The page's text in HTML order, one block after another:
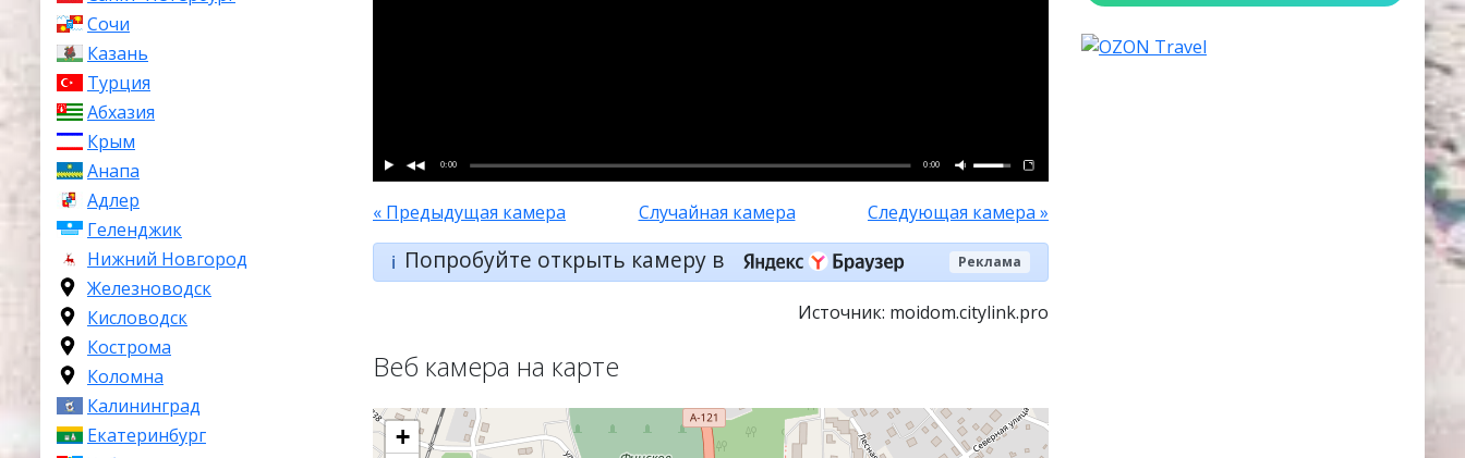
Сочи
Казань
Турция
Абхазия
Крым
Анапа
Адлер
Геленджик
Нижний Новгород
Железноводск
Кисловодск
Кострома
Коломна
Калининград
Екатеринбург
0:00 0:00
« Предыдущая камера Случайная камера Следующая камера »
ℹ️ Попробуйте открыть камеру в Реклама
Источник: moidom.citylink.pro
Веб камера на карте
+